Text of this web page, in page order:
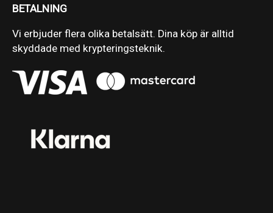
BETALNING
Vi erbjuder flera olika betalsätt. Dina köp är alltid
skyddade med krypteringsteknik.